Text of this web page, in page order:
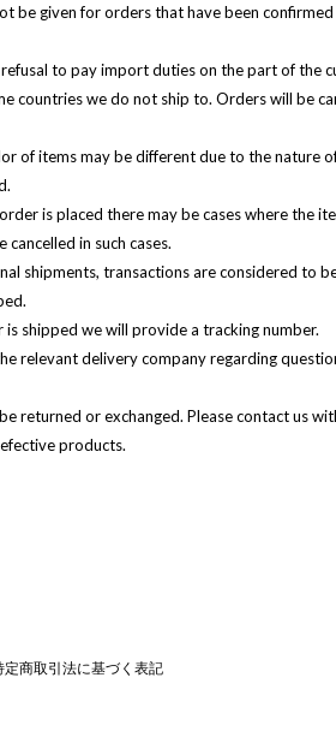
be given for orders that have been
to pay import duties on the part of the
countries we do not ship to. Orders will be
of items may be different due to the nature
order is placed there may be cases where the
cancelled in such cases.
shipments, transactions are considered to
is shipped we will provide a tracking number.
relevant delivery company regarding
returned or exchanged. Please contact us
products.
定商取引法に基づく表記